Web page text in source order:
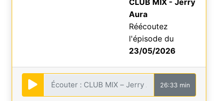
CLUB MIX - Jerry
Aura
Réécoutez
l'épisode du
23/05/2026
26:33 min